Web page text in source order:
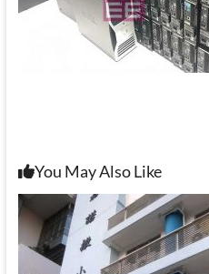
You May Also Like